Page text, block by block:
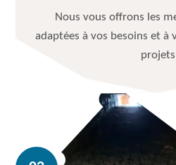
Nous vous offrons les
adaptées à vos besoins et à
projets